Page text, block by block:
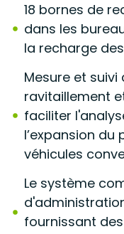
18 bornes de
dans les
la recharge
Mesure et
ravitaillement
faciliter
l’expansion du
véhicules
Le système
fournissant